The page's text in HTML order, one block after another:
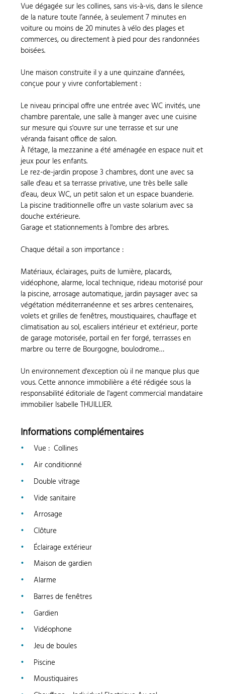
Vue dégagée sur les collines, sans vis-à-vis, dans le silence
de la nature toute l’année, à seulement 7 minutes en
voiture ou moins de 20 minutes à vélo des plages et
commerces, ou directement à pied pour des randonnées
boisées.
Une maison construite il y a une quinzaine d'années,
conçue pour y vivre confortablement :
Le niveau principal offre une entrée avec WC invités, une
chambre parentale, une salle à manger avec une cuisine
sur mesure qui s'ouvre sur une terrasse et sur une
véranda faisant office de salon.
À l'étage, la mezzanine a été aménagée en espace nuit et
jeux pour les enfants.
Le rez-de-jardin propose 3 chambres, dont une avec sa
salle d'eau et sa terrasse privative, une très belle salle
d’eau, deux WC, un petit salon et un espace buanderie.
La piscine traditionnelle offre un vaste solarium avec sa
douche extérieure.
Garage et stationnements à l'ombre des arbres.
Chaque détail a son importance :
Matériaux, éclairages, puits de lumière, placards,
vidéophone, alarme, local technique, rideau motorisé pour
la piscine, arrosage automatique, jardin paysager avec sa
végétation méditerranéenne et ses arbres centenaires,
volets et grilles de fenêtres, moustiquaires, chauffage et
climatisation au sol, escaliers intérieur et extérieur, porte
de garage motorisée, portail en fer forgé, terrasses en
marbre ou terre de Bourgogne, boulodrome…
Un environnement d'exception où il ne manque plus que
vous. Cette annonce immobilière a été rédigée sous la
responsabilité éditoriale de l'agent commercial mandataire
immobilier Isabelle THUILLIER.
Informations complémentaires
Vue : Collines
Air conditionné
Double vitrage
Vide sanitaire
Arrosage
Clôture
Éclairage extérieur
Maison de gardien
Alarme
Barres de fenêtres
Gardien
Vidéophone
Jeu de boules
Piscine
Moustiquaires